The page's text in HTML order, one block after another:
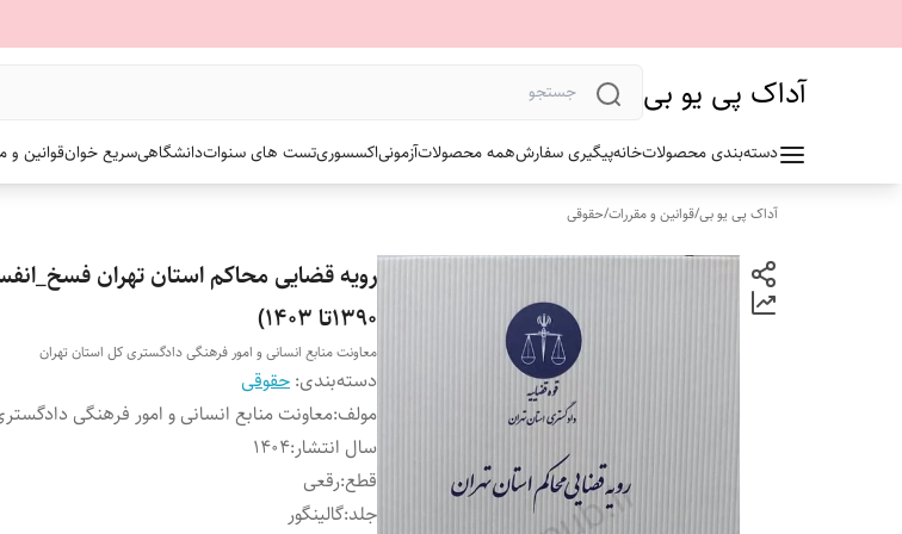
آداک پی یو بی
دسته‌بندی محصولاتخانهپیگیری سفارشهمه محصولاتآزمونیاکسسوریتست های سنواتدانشگاهیسریع خوانقوانین و
آداک پی یو بی/قوانین و مقررات/حقوقی
رویه قضایی محاکم استان تهران
۱۳۹۰تا ۱۴۰۳)
معاونت منابع انسانی و امور فرهنگی دادگستری کل استان تهران
دسته‌بندی: حقوقی
مولف:معاونت منابع انسانی و امور فرهنگی
سال انتشار:۱۴۰۴
قطع:رقعی
جلد:گالینگور